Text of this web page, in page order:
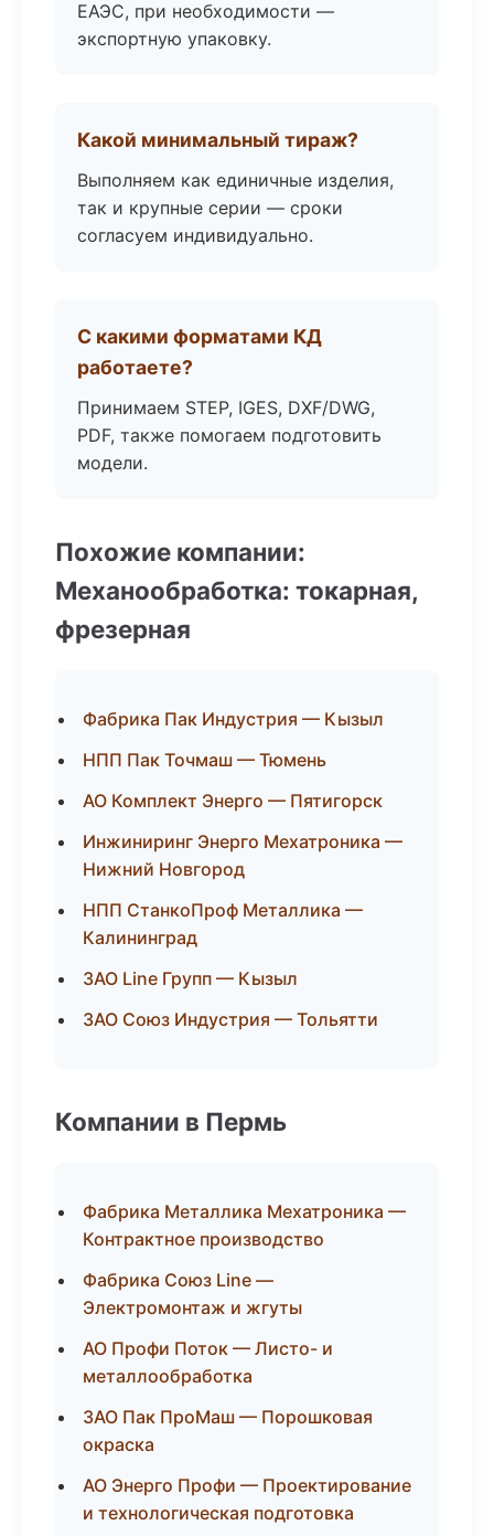
ЕАЭС, при необходимости —
экспортную упаковку.
Какой минимальный тираж?
Выполняем как единичные изделия,
так и крупные серии — сроки
согласуем индивидуально.
С какими форматами КД
работаете?
Принимаем STEP, IGES, DXF/DWG,
PDF, также помогаем подготовить
модели.
Похожие компании:
Механообработка: токарная,
фрезерная
Фабрика Пак Индустрия — Кызыл
НПП Пак Точмаш — Тюмень
АО Комплект Энерго — Пятигорск
Инжиниринг Энерго Мехатроника —
Нижний Новгород
НПП СтанкоПроф Металлика —
Калининград
ЗАО Line Групп — Кызыл
ЗАО Союз Индустрия — Тольятти
Компании в Пермь
Фабрика Металлика Мехатроника —
Контрактное производство
Фабрика Союз Line —
Электромонтаж и жгуты
АО Профи Поток — Листо- и
металлообработка
ЗАО Пак ПроМаш — Порошковая
окраска
АО Энерго Профи — Проектирование
и технологическая подготовка